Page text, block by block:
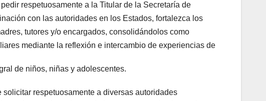
respetuosamente a la Titular de la Secretaría de
con las autoridades en los Estados, fortalezca los
tutores y/o encargados, consolidándolos como
mediante la reflexión e intercambio de experiencias de
de niños, niñas y adolescentes.
respetuosamente a diversas autoridades